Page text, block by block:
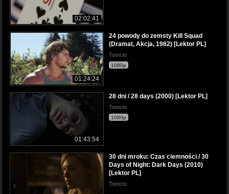
02:02:41
01:24:24
24 powody do zemsty Kill Squad
(Dramat, Akcja, 1982) [Lektor PL]
Tomcio
1080p
01:43:54
28 dni / 28 days (2000) [Lektor PL]
Tomcio
1080p
30 dni mroku: Czas ciemności / 30
Days of Night: Dark Days (2010)
[Lektor PL]
Tomcio